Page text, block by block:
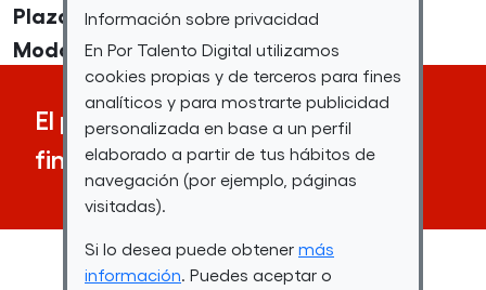
Información sobre privacidad
En Por Talento Digital utilizamos
cookies propias y de terceros para fines
analíticos y para mostrarte publicidad
personalizada en base a un perfil
elaborado a partir de tus hábitos de
navegación (por ejemplo, páginas
visitadas).
Si lo desea puede obtener más
información. Puedes aceptar o
Plazas:60p.
Modalidad: Presencial
El plazo de inscripción ha
finalizado